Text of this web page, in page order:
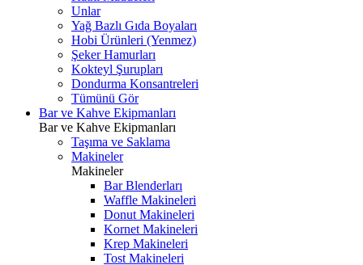
Unlar
Yağ Bazlı Gıda Boyaları
Hobi Ürünleri (Yenmez)
Şeker Hamurları
Kokteyl Şurupları
Dondurma Konsantreleri
Tümünü Gör
Bar ve Kahve Ekipmanları
Bar ve Kahve Ekipmanları
Taşıma ve Saklama
Makineler
Makineler
Bar Blenderları
Waffle Makineleri
Donut Makineleri
Kornet Makineleri
Krep Makineleri
Tost Makineleri